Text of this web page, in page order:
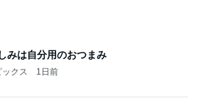
みは自分用のおつまみ
クス 1日前